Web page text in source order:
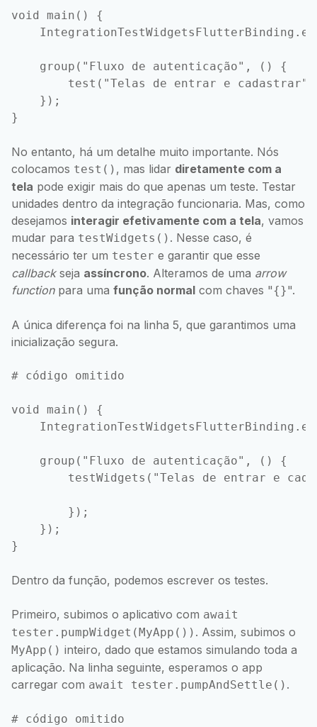
void main() {
    group("Fluxo de autenticação", () {
test("Telas de entrar e
    });
No entanto, há um detalhe muito importante. Nós
colocamos test() , mas lidar diretamente com a
tela pode exigir mais do que apenas um teste. Testar
unidades dentro da integração funcionaria. Mas, como
desejamos interagir efetivamente com a tela, vamos
mudar para testWidgets() . Nesse caso, é
necessário ter um tester e garantir que esse
callbackseja assíncrono. Alteramos de uma arrow
functionpara uma função normal com chaves "{}".
A única diferença foi na linha 5, que garantimos uma
inicialização segura.
# código omitido
void main() {
    group("Fluxo de autenticação", () {
testWidgets("Telas de entrar e
        });
    });
Dentro da função, podemos escrever os testes.
Primeiro, subimos o aplicativo com await
tester.pumpWidget(MyApp()) . Assim, subimos o
MyApp() inteiro, dado que estamos simulando toda a
aplicação. Na linha seguinte, esperamos o app
carregar com await tester.pumpAndSettle() .
# código omitido